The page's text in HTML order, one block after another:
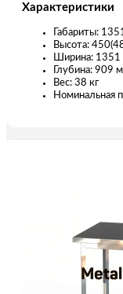
Характеристики
Габариты:
Высота:
Ширина:
Глубина: 909
Вес: 38 кг
Номинальная